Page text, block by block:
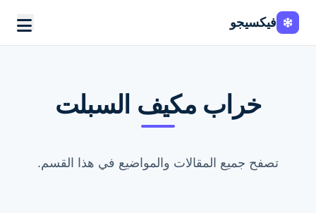
فيكسيجو
خراب مكيف السبلت
تصفح جميع المقالات والمواضيع في هذا القسم.